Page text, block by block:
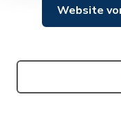
Website